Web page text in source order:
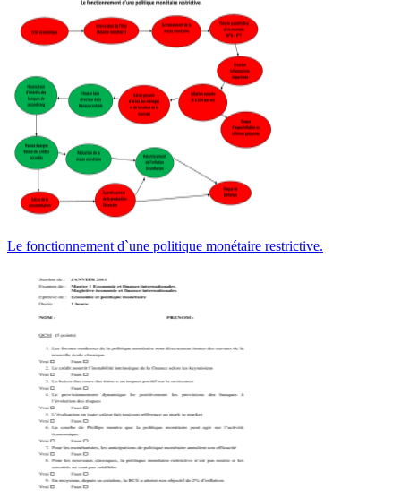
Le fonctionnement d`une politique monétaire restrictive.